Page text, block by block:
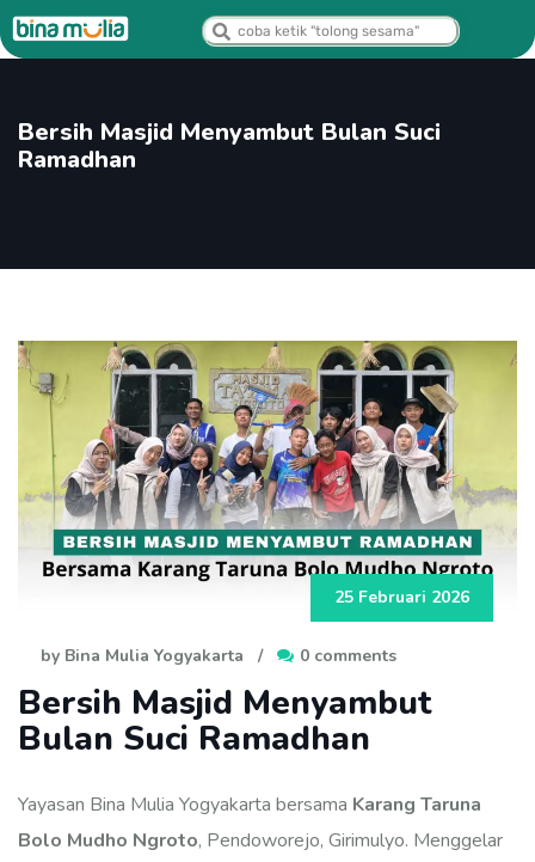
Bersih Masjid Menyambut Bulan Suci
Ramadhan
25 Februari 2026
by Bina Mulia Yogyakarta / 0 comments
Bersih Masjid Menyambut
Bulan Suci Ramadhan
Yayasan Bina Mulia Yogyakarta bersama Karang Taruna
Bolo Mudho Ngroto, Pendoworejo, Girimulyo. Menggelar